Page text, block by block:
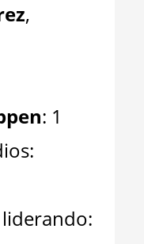
,
: 1